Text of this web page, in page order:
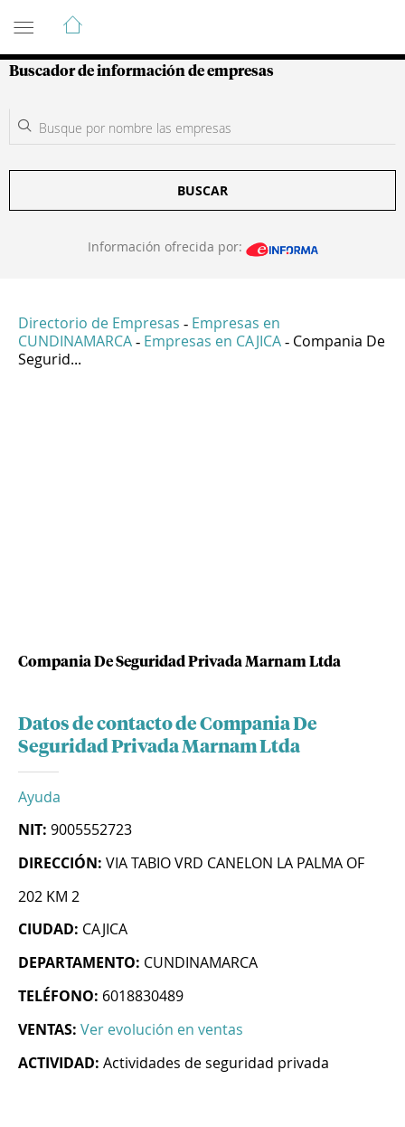
Guía de Empresas Colombianas
Buscador de información de empresas
BUSCAR
Información ofrecida por:
Directorio de Empresas - Empresas en
CUNDINAMARCA - Empresas en CAJICA - Compania De
Segurid...
Compania De Seguridad Privada Marnam Ltda
Datos de contacto de Compania De
Seguridad Privada Marnam Ltda
Ayuda
NIT: 9005552723
DIRECCIÓN: VIA TABIO VRD CANELON LA PALMA OF
202 KM 2
CIUDAD: CAJICA
DEPARTAMENTO: CUNDINAMARCA
TELÉFONO: 6018830489
VENTAS: Ver evolución en ventas
ACTIVIDAD: Actividades de seguridad privada